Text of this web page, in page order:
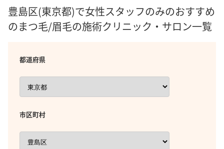
豊島区(東京都)で女性スタッフのみのおすすめ
のまつ毛/眉毛の施術クリニック・サロン一覧
都道府県
市区町村